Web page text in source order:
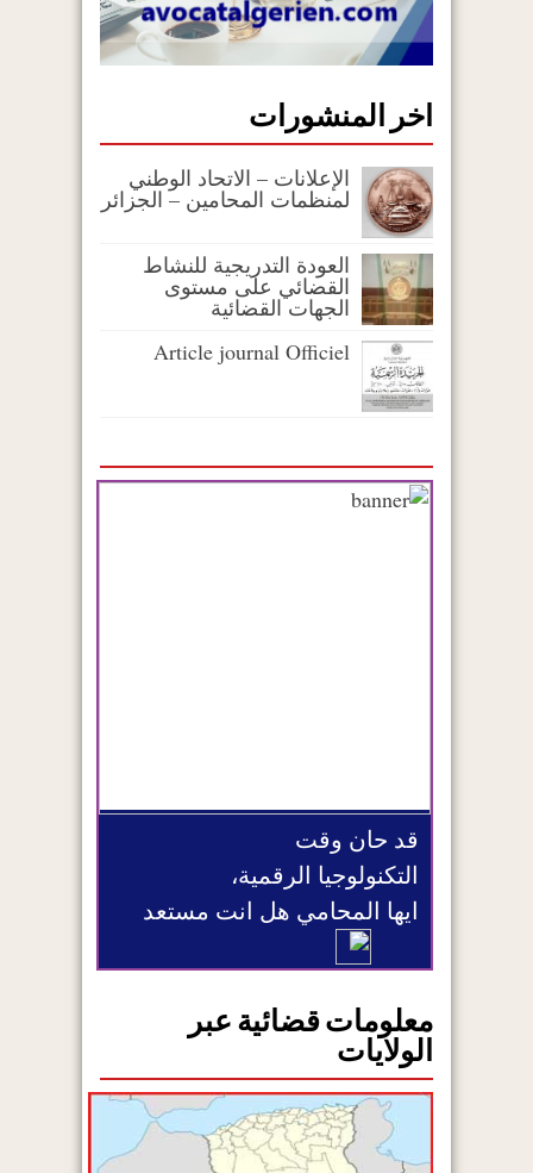
اخر المنشورات
الإعلانات – الاتحاد الوطني
لمنظمات المحامين – الجزائر
العودة التدريجية للنشاط
القضائي على مستوى
الجهات القضائية
Article journal Officiel
قد حان وقت
التكنولوجيا الرقمية،
ايها المحامي هل انت مستعد
معلومات قضائية عبر
الولايات